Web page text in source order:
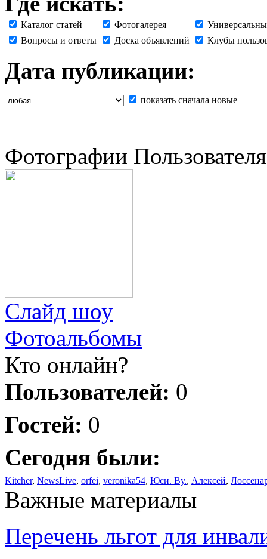
Каталог статей Фотогалерея
Вопросы и ответы
Доска объявлений Клубы
Дата публикации:
показать сначала новые
Фотографии Пользователя
Слайд шоу
Фотоальбомы
Кто онлайн?
Пользователей: 0
Гостей: 0
Сегодня были:
Kitcher, NewsLive, orfei, veronika54, Юси. Ву., Алексей,
Важные материалы
Перечень льгот для